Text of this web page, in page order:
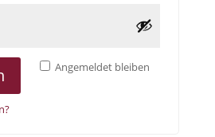
Angemeldet bleiben